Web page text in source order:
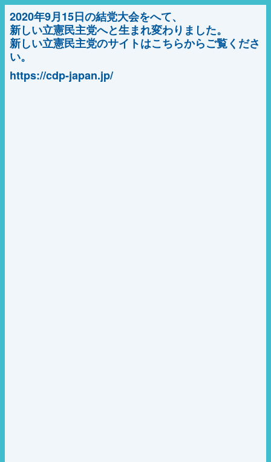
2020年9月15日の結党大会をへて、
新しい立憲民主党へと生まれ変わりました。
新しい立憲民主党のサイトはこちらからご覧くださ
い。
https://cdp-japan.jp/